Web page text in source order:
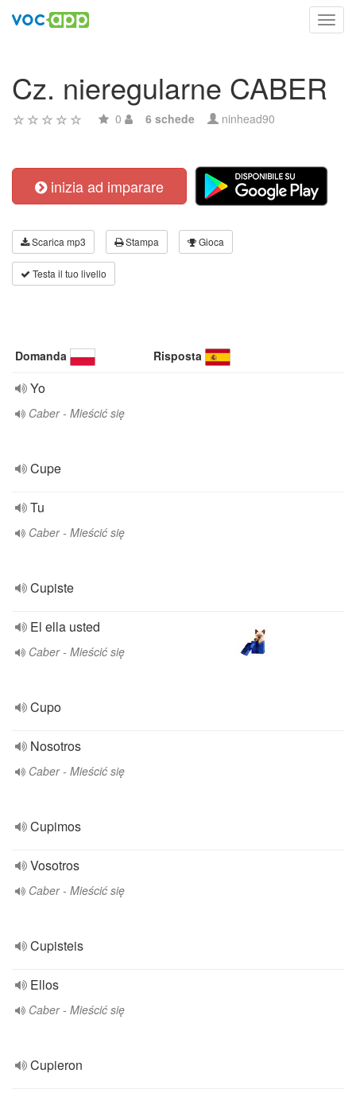
Cz. nieregularne CABER
0 6 schede ninhead90
inizia ad imparare
Scarica mp3 Stampa Gioca
Testa il tuo livello
Domanda Risposta
Yo
Caber - Mieścić się
Cupe
Tu
Caber - Mieścić się
Cupiste
El ella usted
Caber - Mieścić się
Cupo
Nosotros
Caber - Mieścić się
Cupimos
Vosotros
Caber - Mieścić się
Cupisteis
Ellos
Caber - Mieścić się
Cupieron